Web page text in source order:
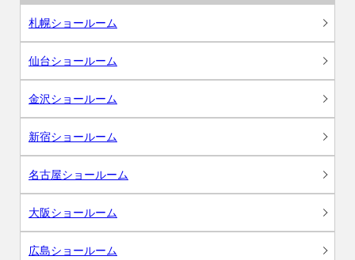
札幌ショールーム
仙台ショールーム
金沢ショールーム
新宿ショールーム
名古屋ショールーム
大阪ショールーム
広島ショールーム